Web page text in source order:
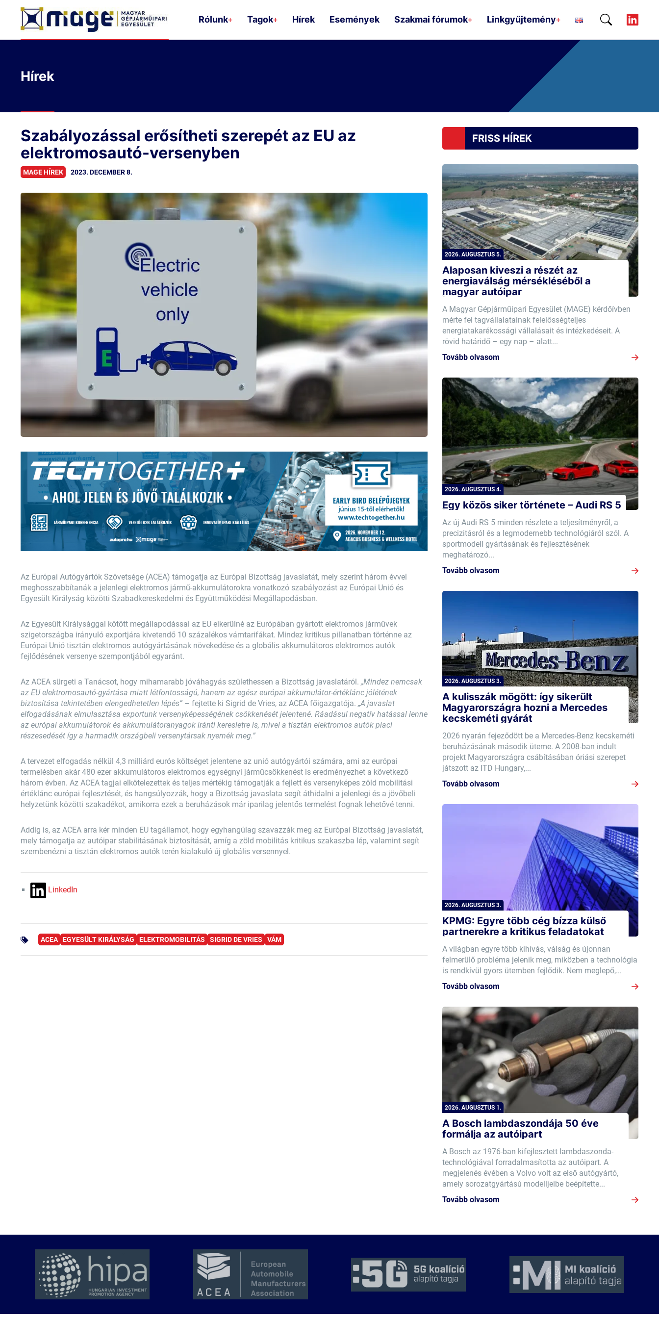
Rólunk+ Tagok+ Hírek Események Szakmai fórumok+ Linkgyűjtemény+
Hírek
Szabályozással erősítheti szerepét az EU az
elektromosautó-versenyben
MAGE HÍREK 2023. DECEMBER 8.
Az Európai Autógyártók Szövetsége (ACEA) támogatja az Európai Bizottság javaslatát, mely szerint három évvel
meghosszabbítanák a jelenlegi elektromos jármű-akkumulátorokra vonatkozó szabályozást az Európai Unió és
Egyesült Királyság közötti Szabadkereskedelmi és Együttműködési Megállapodásban.
Az Egyesült Királysággal kötött megállapodással az EU elkerülné az Európában gyártott elektromos járművek
szigetországba irányuló exportjára kivetendő 10 százalékos vámtarifákat. Mindez kritikus pillanatban történne az
Európai Unió tisztán elektromos autógyártásának növekedése és a globális akkumulátoros elektromos autók
fejlődésének versenye szempontjából egyaránt.
Az ACEA sürgeti a Tanácsot, hogy mihamarabb jóváhagyás születhessen a Bizottság javaslatáról. „Mindez nemcsak
az EU elektromosautó-gyártása miatt létfontosságú, hanem az egész európai akkumulátor-értéklánc jólétének
biztosítása tekintetében elengedhetetlen lépés” – fejtette ki Sigrid de Vries, az ACEA főigazgatója. „A javaslat
elfogadásának elmulasztása exportunk versenyképességének csökkenését jelentené. Ráadásul negatív hatással lenne
az európai akkumulátorok és akkumulátoranyagok iránti keresletre is, mivel a tisztán elektromos autók piaci
részesedését így a harmadik országbeli versenytársak nyernék meg.”
A tervezet elfogadás nélkül 4,3 milliárd eurós költséget jelentene az unió autógyártói számára, ami az európai
termelésben akár 480 ezer akkumulátoros elektromos egységnyi járműcsökkenést is eredményezhet a következő
három évben. Az ACEA tagjai elkötelezettek és teljes mértékig támogatják a fejlett és versenyképes zöld mobilitási
értéklánc európai fejlesztését, és hangsúlyozzák, hogy a Bizottság javaslata segít áthidalni a jelenlegi és a jövőbeli
helyzetünk közötti szakadékot, amikorra ezek a beruházások már iparilag jelentős termelést fognak lehetővé tenni.
Addig is, az ACEA arra kér minden EU tagállamot, hogy egyhangúlag szavazzák meg az Európai Bizottság javaslatát,
mely támogatja az autóipar stabilitásának biztosítását, amíg a zöld mobilitás kritikus szakaszba lép, valamint segít
szembenézni a tisztán elektromos autók terén kialakuló új globális versennyel.
LinkedIn
ACEA EGYESÜLT KIRÁLYSÁG ELEKTROMOBILITÁS SIGRID DE VRIES VÁM
FRISS HÍREK
2026. AUGUSZTUS 5.
Alaposan kiveszi a részét az
energiaválság mérsékléséből a
magyar autóipar
A Magyar Gépjárműipari Egyesület (MAGE) kérdőívben
mérte fel tagvállalatainak felelősségteljes
energiatakarékossági vállalásait és intézkedéseit. A
rövid határidő – egy nap – alatt...
Tovább olvasom
2026. AUGUSZTUS 4.
Egy közös siker története – Audi RS 5
Az új Audi RS 5 minden részlete a teljesítményről, a
precizitásról és a legmodernebb technológiáról szól. A
sportmodell gyártásának és fejlesztésének
meghatározó...
Tovább olvasom
2026. AUGUSZTUS 3.
A kulisszák mögött: így sikerült
Magyarországra hozni a Mercedes
kecskeméti gyárát
2026 nyarán fejeződött be a Mercedes-Benz kecskeméti
beruházásának második üteme. A 2008-ban indult
projekt Magyarországra csábításában óriási szerepet
játszott az ITD Hungary,...
Tovább olvasom
2026. AUGUSZTUS 3.
KPMG: Egyre több cég bízza külső
partnerekre a kritikus feladatokat
A világban egyre több kihívás, válság és újonnan
felmerülő probléma jelenik meg, miközben a technológia
is rendkívül gyors ütemben fejlődik. Nem meglepő,...
Tovább olvasom
2026. AUGUSZTUS 1.
A Bosch lambdaszondája 50 éve
formálja az autóipart
A Bosch az 1976-ban kifejlesztett lambdaszonda-
technológiával forradalmasította az autóipart. A
megjelenés évében a Volvo volt az első autógyártó,
amely sorozatgyártású modelljeibe beépítette...
Tovább olvasom